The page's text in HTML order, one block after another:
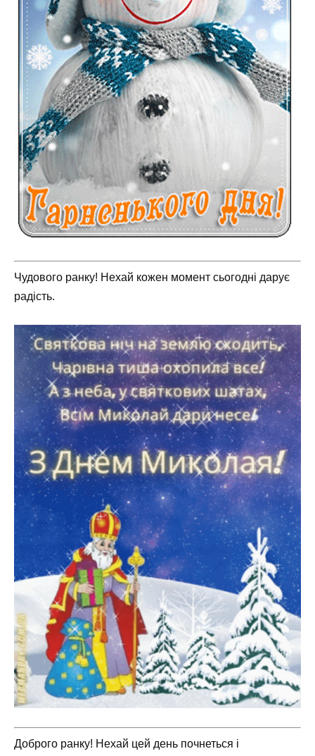
Чудового ранку! Нехай кожен момент сьогодні дарує
радість.
Доброго ранку! Нехай цей день почнеться і